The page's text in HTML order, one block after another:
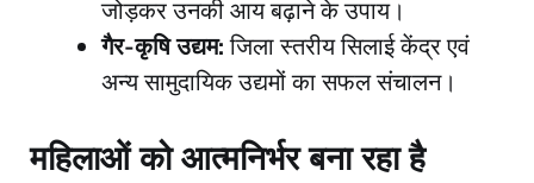
जोड़कर उनकी आय बढ़ाने के उपाय।
गैर-कृषि उद्यम:जिला स्तरीय सिलाई केंद्र एवं
अन्य सामुदायिक उद्यमों का सफल संचालन।
महिलाओं को आत्मनिर्भर बना रहा है